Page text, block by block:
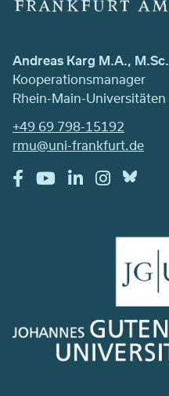
Andreas Karg M.A., M.Sc.
Kooperationsmanager
Rhein-Main-Universitäten
+49 69 798-15192
rmu@uni-frankfurt.de